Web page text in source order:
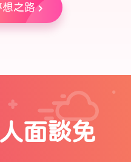
想之路
面談免